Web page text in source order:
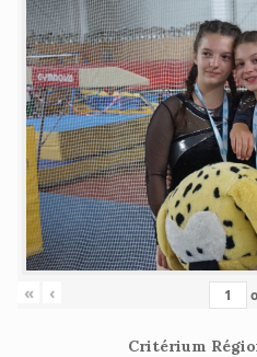
« ‹
Critérium